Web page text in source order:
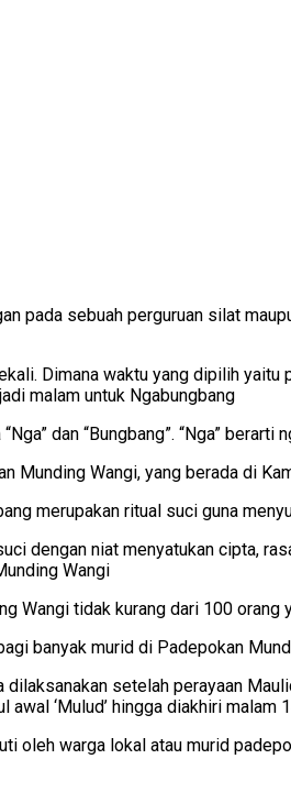
pada sebuah perguruan silat
Dimana waktu yang dipilih yaitu
malam untuk Ngabungbang
dan “Bungbang”. “Nga”
Munding Wangi, yang berada di
merupakan ritual suci guna
dengan niat menyatukan cipta,
Wangi
Wangi tidak kurang dari 100 orang
banyak murid di Padepokan
setelah perayaan
awal ‘Mulud’ hingga diakhiri
oleh warga lokal atau murid